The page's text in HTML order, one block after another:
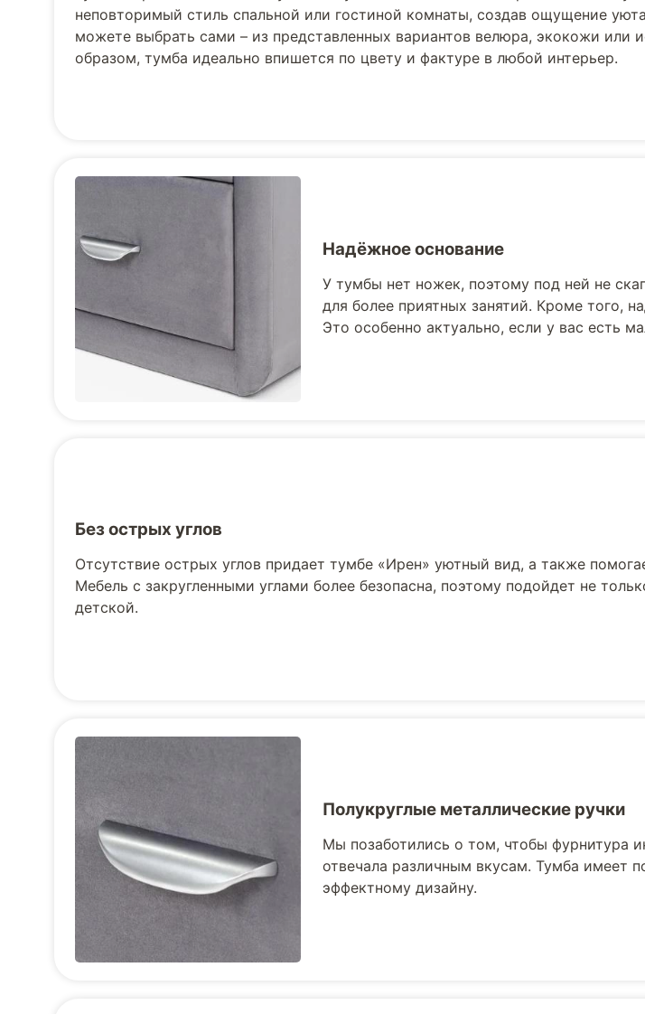
неповторимый стиль спальной или гостиной комнаты, создав ощущение
можете выбрать сами – из представленных вариантов велюра, экокожи или
образом, тумба идеально впишется по цвету и фактуре в любой интерьер.
Надёжное основание
У тумбы нет ножек, поэтому под ней не
для более приятных занятий. Кроме того,
Это особенно актуально, если у вас есть
Без острых углов
Отсутствие острых углов придает тумбе «Ирен» уютный вид, а также
Мебель с закругленными углами более безопасна, поэтому подойдет не
детской.
Полукруглые металлические ручки
Мы позаботились о том, чтобы фурнитура
отвечала различным вкусам. Тумба имеет
эффектному дизайну.